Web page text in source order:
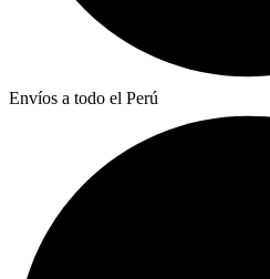
Envíos a todo el Perú